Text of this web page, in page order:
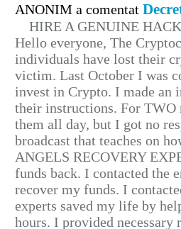
ANONIM a comentat
HIRE A GENUINE
Hello everyone, The
individuals have lost their
victim. Last October I was
invest in Crypto. I made
their instructions. For TWO
them all day, but I got no
broadcast that teaches on
ANGELS RECOVERY
funds back. I contacted the
recover my funds. I
experts saved my life by
hours. I provided